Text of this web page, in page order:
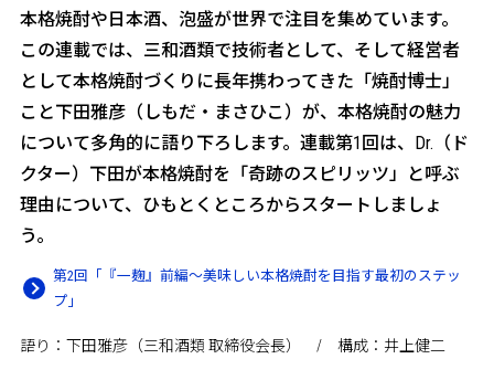
本格焼酎や日本酒、泡盛が世界で注目を集めています。
この連載では、三和酒類で技術者として、そして経営者
として本格焼酎づくりに長年携わってきた「焼酎博士」
こと下田雅彦（しもだ・まさひこ）が、本格焼酎の魅力
について多角的に語り下ろします。連載第1回は、Dr.（ド
クター）下田が本格焼酎を「奇跡のスピリッツ」と呼ぶ
理由について、ひもとくところからスタートしましょ
う。
第2回「『一麹』前編～美味しい本格焼酎を目指す最初のステッ
プ」
語り：下田雅彦（三和酒類 取締役会長） / 構成：井上健二